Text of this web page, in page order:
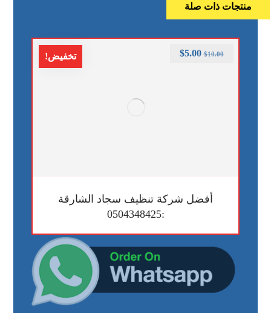
منتجات ذات صلة
تخفيض!
أفضل شركة تنظيف سجاد الشارقة
:0504348425
$10.00
$5.00